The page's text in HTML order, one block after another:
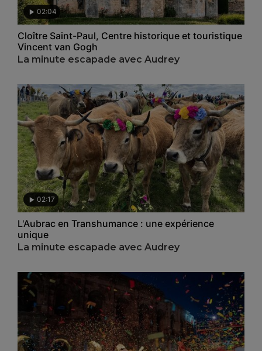
02:04
Cloître Saint-Paul, Centre historique et touristique
Vincent van Gogh
La minute escapade avec Audrey
02:17
L'Aubrac en Transhumance : une expérience
unique
La minute escapade avec Audrey